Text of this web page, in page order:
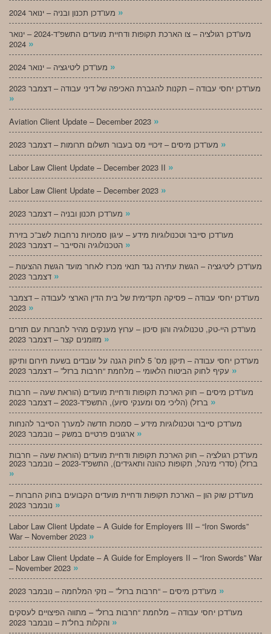
»
מעו”דכן רגולציה – צו הארכת תקופות ודחיית מועדים התשפ”ד-2024 – ינואר
»
»
מעו”דכן יחסי עבודה – תקנות להגברת האכיפה של דיני עבודה – דצמבר 2023
»
Aviation Client Update – December 2023 »
»
Labor Law Client Update – December 2023 II »
Labor Law Client Update – December 2023 »
»
מעו”דכן סייבר וטכנולוגיות מידע – עיגון סמכויות נרחבות לשב”כ בזירת
»
מעו”דכן ליטיגציה – הגשת עתירה נגד תנאי מכרז לאחר מועד הגשת ההצעות –
»
מעו”דכן יחסי עבודה – פסיקה תקדימית של בית הדין הארצי לעבודה – דצמבר
»
מעו”דכן היי-טק, טכנולוגיה והון סיכון – ערוץ מענקים מהיר לחברות עם תזרים
»
מעו”דכן יחסי עבודה – תיקון מס’ 5 לחוק הגנה על עובדים בשעת חירום ותיקון
»
מעו”דכן מיסים – חוק הארכת תקופות ודחיית מועדים (הוראת שעה – חרבות
»
מעו”דכן סייבר וטכנולוגיות מידע – סמכות חדשה למערך הסייבר להנחות
»
מעו”דכן רגולציה – חוק הארכת תקופות ודחיית מועדים (הוראת שעה – חרבות
ברזל) (סדרי מינהל, תקופות כהונה ותאגידים), התשפ”ד-2023 – נובמבר 2023
»
מעו”דכן שוק הון – הארכת תקופות ודחיית מועדים הקבועים בחוק החברות –
»
Labor Law Client Update – A Guide for Employers III – “Iron Swords”
War – November 2023 »
Labor Law Client Update – A Guide for Employers II – “Iron Swords” War
– November 2023 »
»
מעו”דכן יחסי עבודה – מלחמת “חרבות ברזל” – מתווה הפיצויים לעסקים
»